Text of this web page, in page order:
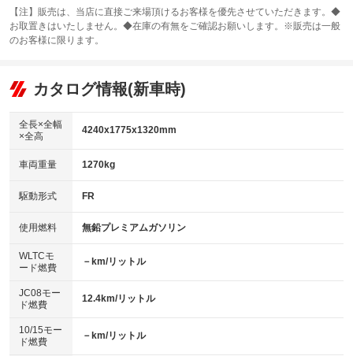
：装備なし
サンルーフ
：装備なし ABS
リフトアップ
：装備なし
：装備なし
パワーウィンドウ
アイドリングストップ
：装備なし
USB入力端子
：装備あり
100V電源
：装備なし
センターデフロック
：装備なし
電動格納ミラー
：装備あり
カーナビ：メモリーナビ他
：装備あり
TV：フルセグ
：装備あり
ビジュアル：-／DVD再生
：装備あり
：装備あり
革シート
キーレス
HID(キセノンライト)
：装備なし
バックカメラ
：装備あり
エアロ
：装備なし
：装備なし
パワーシート
ベンチシート
：装備なし
【注】販売は、当店に直接ご来場頂けるお客様を優先させていただきます。◆
お取置きはいたしません。◆在庫の有無をご確認お願いします。※販売は一般
のお客様に限ります。
カタログ情報(新車時)
全長×全幅
×全高
4240x1775x1320mm
車両重量 1270kg
駆動形式 FR
使用燃料 無鉛プレミアムガソリン
WLTCモ
ード燃費
－km/リットル
JC08モー
ド燃費
12.4km/リットル
10/15モー
ド燃費
－km/リットル